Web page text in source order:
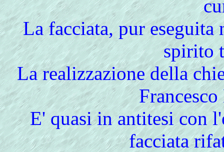
La facciata, pur
spirito
La realizzazione della
E' quasi in antitesi con
facciata